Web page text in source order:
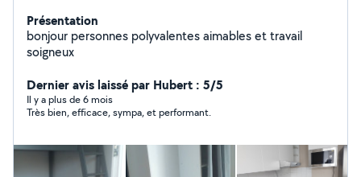
Présentation
bonjour personnes polyvalentes aimables et travail
soigneux
Dernier avis laissé par Hubert : 5/5
Il y a plus de 6 mois
Très bien, efficace, sympa, et performant.